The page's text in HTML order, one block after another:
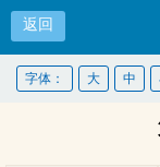
返回
字体： 大 中